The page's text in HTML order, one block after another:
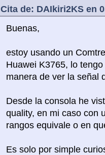
Cita de: DAIkiri2KS en
Buenas,
estoy usando un
Huawei K3765, lo
manera de ver la señal
Desde la consola he
quality, en mi caso con
rangos equivale o en
Es solo por simple